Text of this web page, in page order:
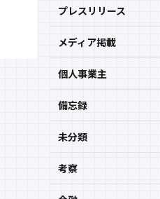
プレスリリース
メディア掲載
個人事業主
備忘録
未分類
考察